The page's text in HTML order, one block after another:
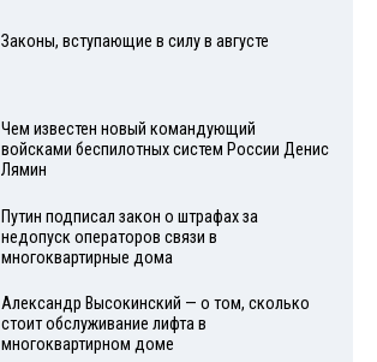
Законы, вступающие в силу в августе
Чем известен новый командующий
войсками беспилотных систем России Денис
Лямин
Путин подписал закон о штрафах за
недопуск операторов связи в
многоквартирные дома
Александр Высокинский — о том, сколько
стоит обслуживание лифта в
многоквартирном доме